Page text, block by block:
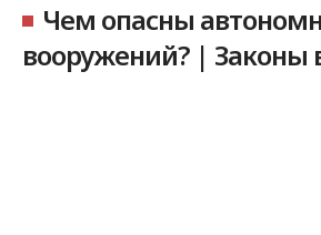
Чем опасны
вооружений? | Законы